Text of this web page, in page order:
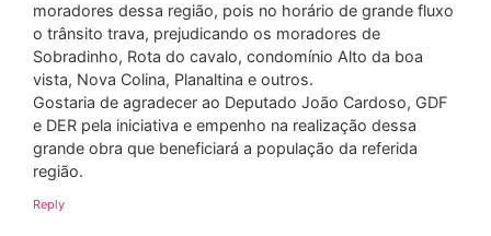
moradores dessa região, pois no horário de grande fluxo
o trânsito trava, prejudicando os moradores de
Sobradinho, Rota do cavalo, condomínio Alto da boa
vista, Nova Colina, Planaltina e outros.
Gostaria de agradecer ao Deputado João Cardoso, GDF
e DER pela iniciativa e empenho na realização dessa
grande obra que beneficiará a população da referida
região.
Reply